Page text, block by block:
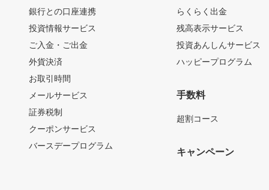
銀行との口座連携
投資情報サービス
ご入金・ご出金
外貨決済
お取引時間
メールサービス
証券税制
クーポンサービス
バースデープログラム
らくらく出金
残高表示サービス
投資あんしんサービス
ハッピープログラム
手数料
超割コース
キャンペーン